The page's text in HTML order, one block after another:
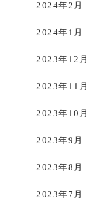
2024年2月
2024年1月
2023年12月
2023年11月
2023年10月
2023年9月
2023年8月
2023年7月